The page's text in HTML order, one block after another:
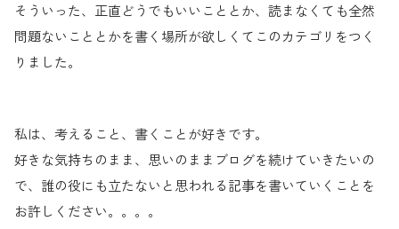
そういった、正直どうでもいいこととか、読まなくても全然
問題ないこととかを書く場所が欲しくてこのカテゴリをつく
りました。
私は、考えること、書くことが好きです。
好きな気持ちのまま、思いのままブログを続けていきたいの
で、誰の役にも立たないと思われる記事を書いていくことを
お許しください。。。。